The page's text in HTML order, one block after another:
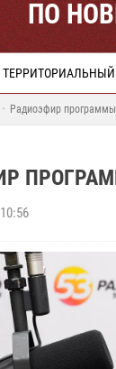
ПО
ТЕРРИТОРИАЛЬНЫЙ
Радиоэфир